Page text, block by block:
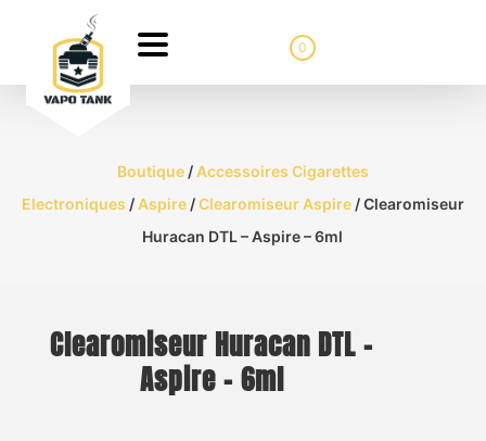
0
Boutique/ Accessoires Cigarettes
Electroniques / Aspire/Clearomiseur Aspire/ Clearomiseur
Huracan DTL – Aspire – 6ml
Clearomiseur Huracan DTL –
Aspire – 6ml